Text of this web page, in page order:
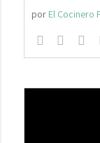
por El Cocinero